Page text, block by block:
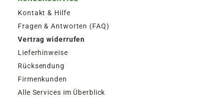
Kontakt & Hilfe
Fragen & Antworten (FAQ)
Vertrag widerrufen
Lieferhinweise
Rücksendung
Firmenkunden
Alle Services im Überblick